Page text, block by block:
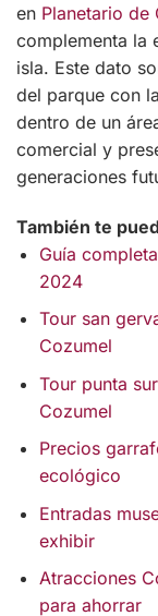
en Planetario de
complementa la
isla. Este dato
del parque con
dentro de un
comercial y
generaciones
También te
Guía
2024
Tour san
Cozumel
Tour punta
Cozumel
Precios
ecológico
Entradas
exhibir
Atracciones
para ahorrar